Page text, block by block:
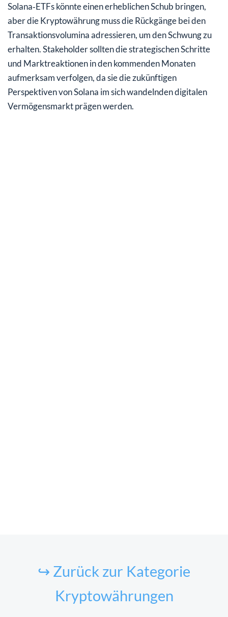
Solana‑ETFs könnte einen erheblichen Schub bringen,
aber die Kryptowährung muss die Rückgänge bei den
Transaktionsvolumina adressieren, um den Schwung zu
erhalten. Stakeholder sollten die strategischen Schritte
und Marktreaktionen in den kommenden Monaten
aufmerksam verfolgen, da sie die zukünftigen
Perspektiven von Solana im sich wandelnden digitalen
Vermögensmarkt prägen werden.
↪ Zurück zur Kategorie
Kryptowährungen